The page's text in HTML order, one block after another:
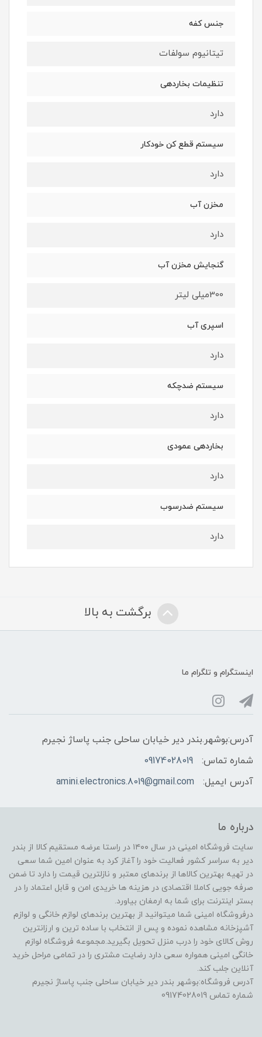
جنس کفه
تیتانیوم سولفات
تنظیمات بخاردهی
دارد
سیستم قطع کن خودکار
دارد
مخزن آب
دارد
گنجایش مخزن آب
300میلی لیتر
اسپری آب
دارد
سیستم ضدچکه
دارد
بخاردهی عمودی
دارد
سیستم ضدرسوب
دارد
برگشت به بالا
اینستگرام و تلگرام ما
آدرس:بوشهر.بندر دیر خیابان ساحلی جنب پاساژ نجیرم
شماره تماس:
09174028019
آدرس ایمیل:
amini.electronics.8019@gmail.com
درباره ما
سایت فروشگاه امینی در سال ۱۴۰۰ در راستا عرضه مستقیم کالا از بندر
دیر به سراسر کشور فعالیت خود را آغاز کرد به عنوان امین شما سعی
در تهیه بهترین کالاها از برندهای معتبر و نازلترین قیمت را دارد تا ضمن
صرفه جویی کاملا اقتصادی در هزینه ها خریدی امن و قابل اعتماد را در
بستر اینترنت برای شما به ارمغان بیاورد.
درفروشگاه امینی شما میتوانید از بهترین برندهای لوازم خانگی و لوازم
آشپزخانه مشاهده نموده و پس از انتخاب با ساده ترین و ارزانترین
روش کالای خود را درب منزل تحویل بگیرید.مجموعه فروشگاه لوازم
خانگی امینی همواره سعی دارد رضایت مشتری را در تمامی مراحل خرید
آنلاین جلب کند.
آدرس فروشگاه:بوشهر بندر دیر خیابان ساحلی جنب پاساژ نجیرم
شماره تماس 09174028019